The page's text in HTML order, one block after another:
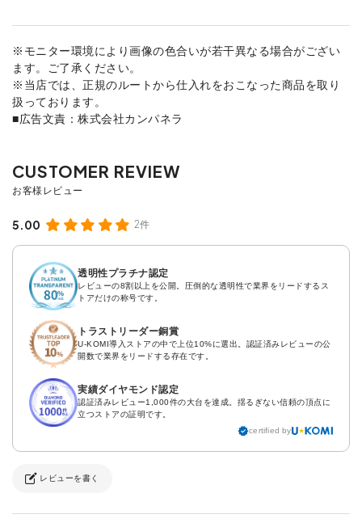
※モニター環境により画像の色合いが若干異なる場合がござい
ます。ご了承ください。
※当店では、正規のルートから仕入れをおこなった商品を取り
扱っております。
■広告文責：株式会社カンパネラ
5.00 2件
透明性プラチナ認定
レビューの8割以上を公開。圧倒的な透明性で業界をリードするス
トアだけの称号です。
トラストリーダー銅賞
U-KOMI導入ストアの中で上位10%に選出。認証済みレビューの公
開数で業界をリードする存在です。
実績ダイヤモンド認定
認証済みレビュー1,000件の大台を達成。揺るぎない信頼の頂点に
立つストアの証明です。
certified by
レビューを書く